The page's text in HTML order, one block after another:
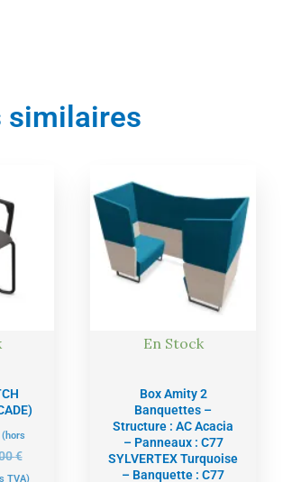
similaires
(hors
€
TVA)
En Stock
Box Amity 2
Banquettes –
Structure : AC Acacia
– Panneaux : C77
SYLVERTEX Turquoise
– Banquette : C77
prix
initial
était :
6371,00
prix
est :
6052,00 €.